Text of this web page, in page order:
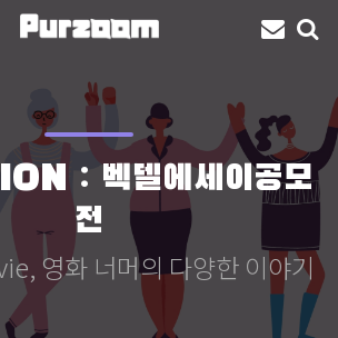
: 벡델에세이공모
전
영화 너머의 다양한 이야기